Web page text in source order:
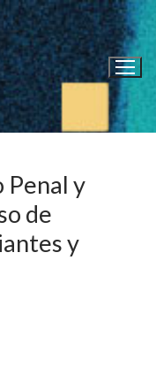
Penal y
de
y